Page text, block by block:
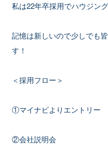
私は22年卒採用でハウジン
記憶は新しいので少しでも
す！
＜採用フロー＞
①マイナビよりエントリー
②会社説明会